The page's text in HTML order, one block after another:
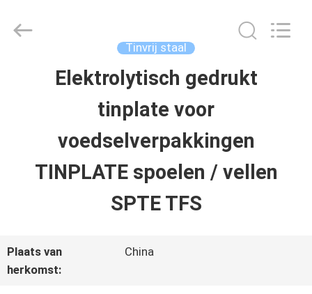
PRODUCTEN
VIDEO'S
ONS
METAL
Tinvrij staal
Elektrolytisch gedrukt
tinplate voor
voedselverpakkingen
TINPLATE spoelen / vellen
SPTE TFS
Plaats van
herkomst:
China